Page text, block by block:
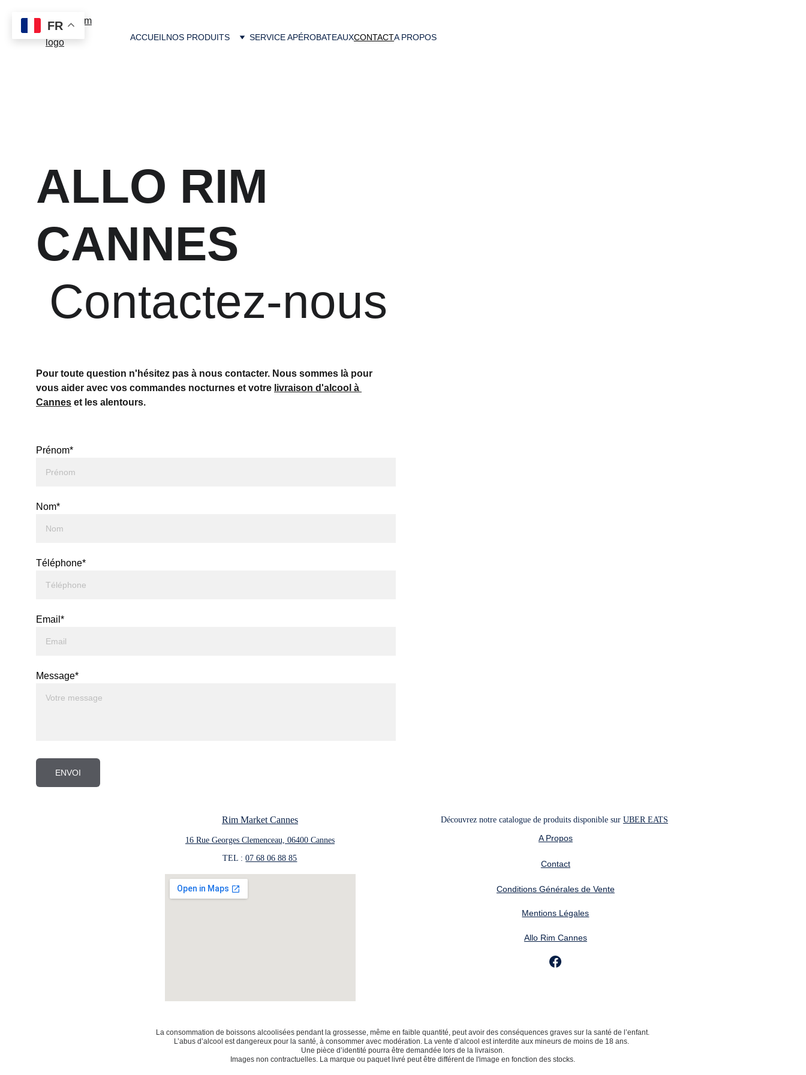
ACCUEIL NOS PRODUITS SERVICE APÉROBATEAUXCONTACTA PROPOS
ALLO RIM
CANNES
Contactez-nous
Pour toute question n'hésitez pas à nous contacter. Nous sommes là pour
vous aider avec vos commandes nocturnes et votre livraison d'alcool à
Cannes et les alentours.
Prénom*
Nom*
Téléphone*
Email*
Message*
ENVOI
Contact
A Propos
La consommation de boissons alcoolisées pendant la grossesse, même en faible quantité, peut avoir des conséquences graves sur la santé de l’enfant.
L’abus d’alcool est dangereux pour la santé, à consommer avec modération. La vente d’alcool est interdite aux mineurs de moins de 18 ans.
Une pièce d’identité pourra être demandée lors de la livraison.
Images non contractuelles. La marque ou paquet livré peut être différent de l'image en fonction des stocks.
Conditions Générales de Vente
Mentions Légales
Allo Rim Cannes
Découvrez notre catalogue de produits disponible sur UBER EATS
Rim Market Cannes
16 Rue Georges Clemenceau, 06400 Cannes
TEL : 07 68 06 88 85
FR